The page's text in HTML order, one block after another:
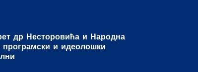
др Несторовића и Народна
програмски и идеолошки